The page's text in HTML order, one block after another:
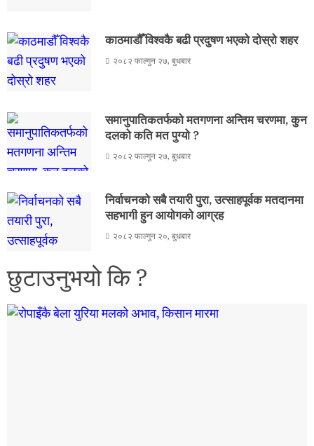
काठमाडौँ विश्वकै बढी प्रदुषण भएको दोस्रो शहर
२०८२ फाल्गुन २७, बुधबार
समानुपातिकतर्फको मतगणना अन्तिम चरणमा, कुन
दलको कति मत पुग्यो ?
२०८२ फाल्गुन २७, बुधबार
निर्वाचनको सबै तयारी पुरा, उत्साहपूर्वक मतदानमा
सहभागी हुन आयोगको आग्रह
२०८२ फाल्गुन २०, बुधबार
छुटाउनुभयो कि ?